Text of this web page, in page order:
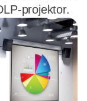
projektor.